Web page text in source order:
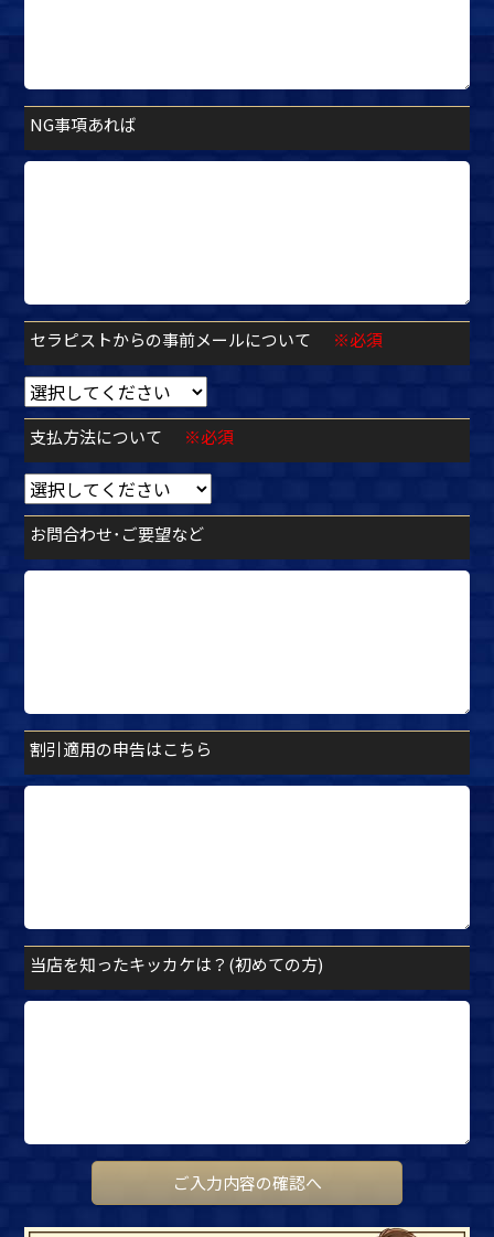
NG事項あれば
セラピストからの事前メールについて ※必須
支払方法について ※必須
お問合わせ･ご要望など
割引適用の申告はこちら
当店を知ったキッカケは？(初めての方)